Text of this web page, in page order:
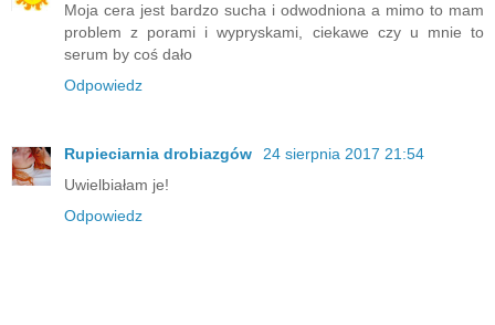
Moja cera jest bardzo sucha i odwodniona a mimo to mam
problem z porami i wypryskami, ciekawe czy u mnie to
serum by coś dało
Odpowiedz
Rupieciarnia drobiazgów
24 sierpnia 2017 21:54
Uwielbiałam je!
Odpowiedz